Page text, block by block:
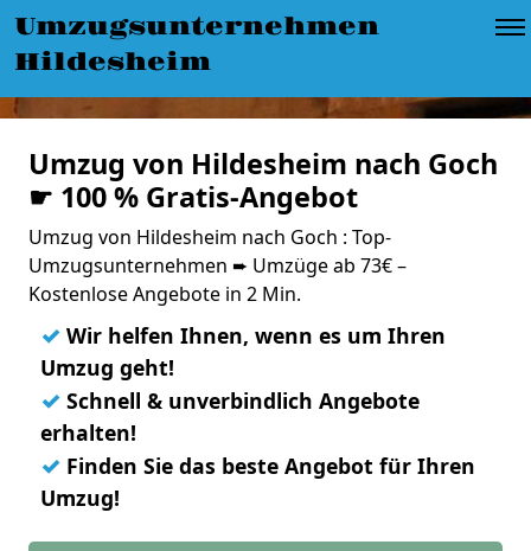
Umzugsunternehmen
Hildesheim
Umzug von Hildesheim nach Goch
☛ 100 % Gratis-Angebot
Umzug von Hildesheim nach Goch : Top-
Umzugsunternehmen ➨ Umzüge ab 73€ –
Kostenlose Angebote in 2 Min.
✓ Wir helfen Ihnen, wenn es um Ihren
Umzug geht!
✓ Schnell & unverbindlich Angebote
erhalten!
✓ Finden Sie das beste Angebot für Ihren
Umzug!